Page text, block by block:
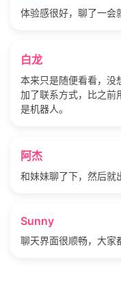
体验感很好，聊了一
白龙
本来只是随便看看，没
加了联系方式，比之前
是机器人。
阿杰
和妹妹聊了下，然后就
Sunny
聊天界面很顺畅，大家